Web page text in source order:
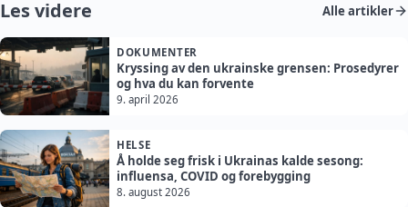
Les videre Alle artikler
DOKUMENTER
Kryssing av den ukrainske grensen: Prosedyrer
og hva du kan forvente
9. april 2026
HELSE
Å holde seg frisk i Ukrainas kalde sesong:
influensa, COVID og forebygging
8. august 2026